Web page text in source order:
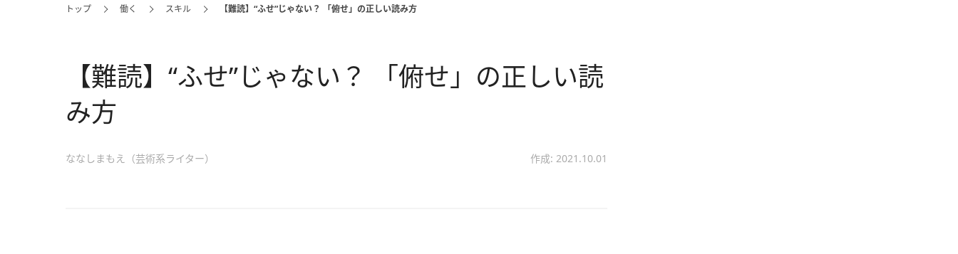
トップ 働く スキル 【難読】“ふせ”じゃない？ 「俯せ」の正しい読み方
【難読】“ふせ”じゃない？ 「俯せ」の正しい読
み方
ななしまもえ（芸術系ライター） 作成: 2021.10.01